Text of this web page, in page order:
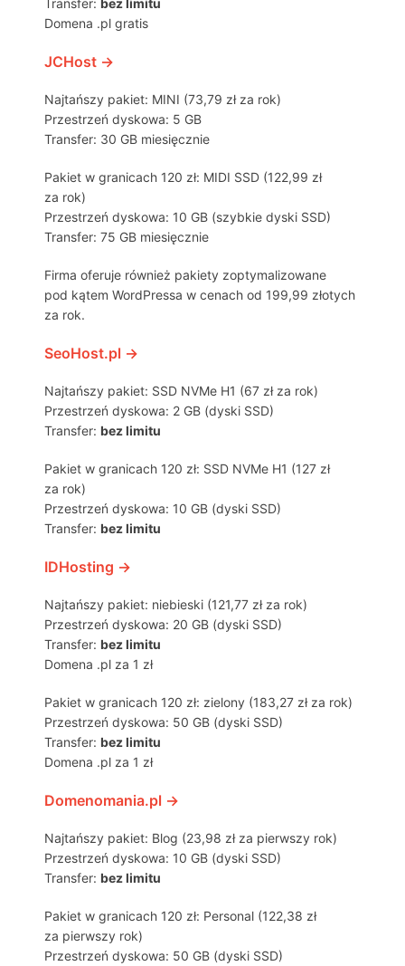
Domena .pl gratis
JCHost →
Najtańszy pakiet: MINI (73,79 zł za rok)
Przestrzeń dyskowa: 5 GB
Transfer: 30 GB miesięcznie
Pakiet w granicach 120 zł: MIDI SSD (122,99 zł
za rok)
Przestrzeń dyskowa: 10 GB (szybkie dyski SSD)
Transfer: 75 GB miesięcznie
Firma oferuje również pakiety zoptymalizowane
pod kątem WordPressa w cenach od 199,99 złotych
za rok.
SeoHost.pl →
Najtańszy pakiet: SSD NVMe H1 (67 zł za rok)
Przestrzeń dyskowa: 2 GB (dyski SSD)
Transfer: bez limitu
Pakiet w granicach 120 zł: SSD NVMe H1 (127 zł
za rok)
Przestrzeń dyskowa: 10 GB (dyski SSD)
Transfer: bez limitu
IDHosting →
Najtańszy pakiet: niebieski (121,77 zł za rok)
Przestrzeń dyskowa: 20 GB (dyski SSD)
Transfer: bez limitu
Domena .pl za 1 zł
Pakiet w granicach 120 zł: zielony (183,27 zł za rok)
Przestrzeń dyskowa: 50 GB (dyski SSD)
Transfer: bez limitu
Domena .pl za 1 zł
Domenomania.pl →
Najtańszy pakiet: Blog (23,98 zł za pierwszy rok)
Przestrzeń dyskowa: 10 GB (dyski SSD)
Transfer: bez limitu
Pakiet w granicach 120 zł: Personal (122,38 zł
za pierwszy rok)
Przestrzeń dyskowa: 50 GB (dyski SSD)